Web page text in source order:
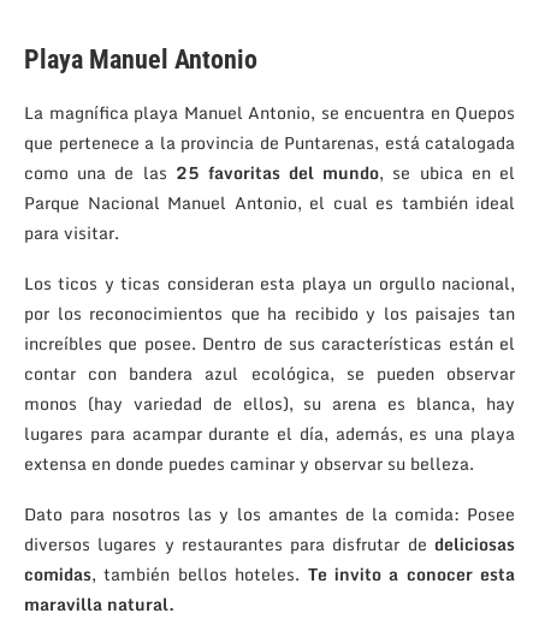
Playa Manuel Antonio
La magnífica playa Manuel Antonio, se encuentra en Quepos
que pertenece a la provincia de Puntarenas, estácatalogada
como una de las 25 favoritas del mundo, se ubica en el
Parque Nacional Manuel Antonio, el cual es también ideal
para visitar.
Los ticos y ticas consideran esta playa un orgullo nacional,
por los reconocimientos que ha recibido y los paisajes tan
increíbles que posee. Dentro de sus características están el
contar con bandera azul ecológica, se pueden observar
monos (hay variedad de ellos), su arena es blanca, hay
lugares para acampar durante el día, además, es una playa
extensa en donde puedes caminar y observar su belleza.
Dato para nosotros las y los amantes de la comida: Posee
diversos lugares y restaurantes para disfrutar de deliciosas
comidas, también bellos hoteles. Te invito a conocer esta
maravilla natural.